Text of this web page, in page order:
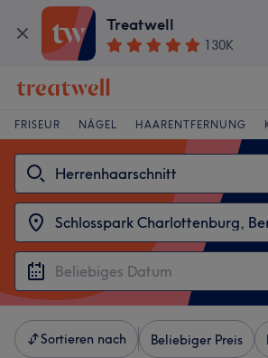
Treatwell
130K
FRISEUR NÄGEL HAARENTFERNUNG
Sortieren nach Beliebiger Preis